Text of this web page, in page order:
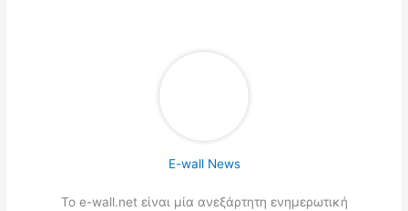
E-wall News
Το e-wall.net είναι μία ανεξάρτητη ενημερωτική